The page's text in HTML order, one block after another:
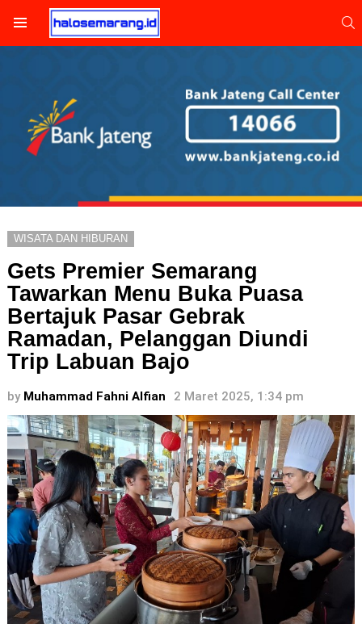
WISATA DAN HIBURAN
Gets Premier Semarang
Tawarkan Menu Buka Puasa
Bertajuk Pasar Gebrak
Ramadan, Pelanggan Diundi
Trip Labuan Bajo
by Muhammad Fahni Alfian 2 Maret 2025, 1:34 pm